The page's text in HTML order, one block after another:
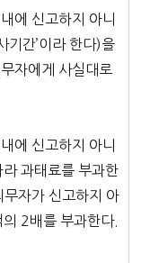
에 신고하지 아니
기간’이라 한다)을
자에게 사실대로
에 신고하지 아니
과태료를 부과한
자가 신고하지 아
2배를 부과한다.